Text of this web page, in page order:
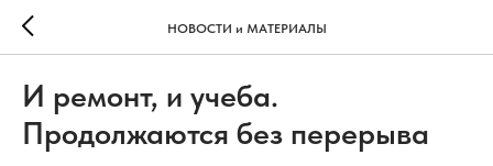
НОВОСТИ и МАТЕРИАЛЫ
И ремонт, и учеба.
Продолжаются без перерыва